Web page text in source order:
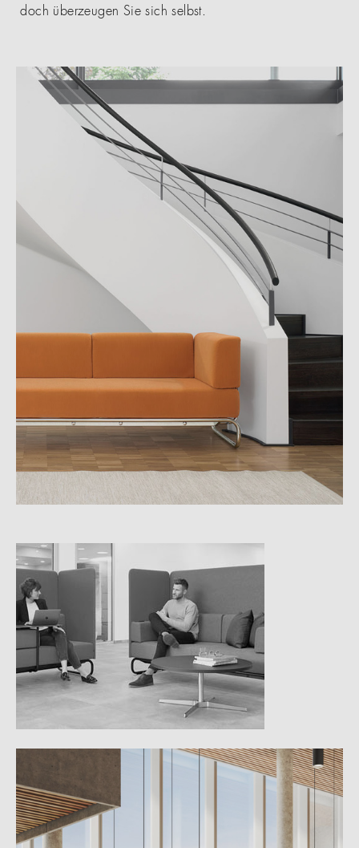
doch überzeugen Sie sich selbst.